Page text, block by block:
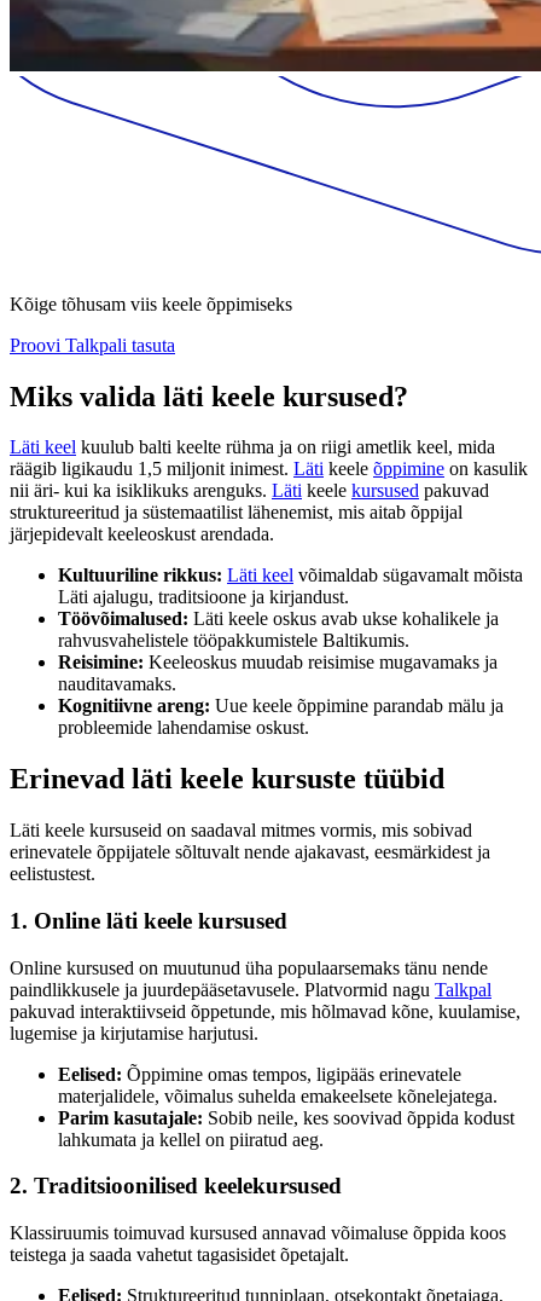
Kõige tõhusam viis keele õppimiseks
Proovi Talkpali tasuta
Miks valida läti keele kursused?
Läti keel kuulub balti keelte rühma ja on riigi ametlik keel, mida
räägib ligikaudu 1,5 miljonit inimest. Läti keele õppimine on kasulik
nii äri- kui ka isiklikuks arenguks. Läti keele kursused pakuvad
struktureeritud ja süstemaatilist lähenemist, mis aitab õppijal
järjepidevalt keeleoskust arendada.
Kultuuriline rikkus: Läti keel võimaldab sügavamalt mõista
Läti ajalugu, traditsioone ja kirjandust.
Töövõimalused: Läti keele oskus avab ukse kohalikele ja
rahvusvahelistele tööpakkumistele Baltikumis.
Reisimine: Keeleoskus muudab reisimise mugavamaks ja
nauditavamaks.
Kognitiivne areng: Uue keele õppimine parandab mälu ja
probleemide lahendamise oskust.
Erinevad läti keele kursuste tüübid
Läti keele kursuseid on saadaval mitmes vormis, mis sobivad
erinevatele õppijatele sõltuvalt nende ajakavast, eesmärkidest ja
eelistustest.
1. Online läti keele kursused
Online kursused on muutunud üha populaarsemaks tänu nende
paindlikkusele ja juurdepääsetavusele. Platvormid nagu Talkpal
pakuvad interaktiivseid õppetunde, mis hõlmavad kõne, kuulamise,
lugemise ja kirjutamise harjutusi.
Eelised: Õppimine omas tempos, ligipääs erinevatele
materjalidele, võimalus suhelda emakeelsete kõnelejatega.
Parim kasutajale: Sobib neile, kes soovivad õppida kodust
lahkumata ja kellel on piiratud aeg.
2. Traditsioonilised keelekursused
Klassiruumis toimuvad kursused annavad võimaluse õppida koos
teistega ja saada vahetut tagasisidet õpetajalt.
Eelised: Struktureeritud tunniplaan, otsekontakt õpetajaga,